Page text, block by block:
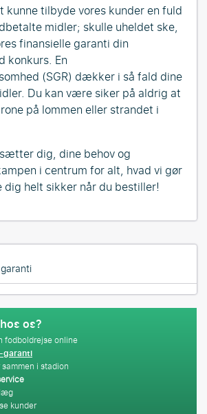
os?
fodboldrejse online
garanti
i stadion
kunder
kunne tilbyde vores kunder en fuld
midler; skulle uheldet ske,
finansielle garanti din
konkurs. En
(SGR) dækker i så fald dine
Du kan være siker på aldrig at
på lommen eller strandet i
dig, dine behov og
i centrum for alt, hvad vi gør
dig helt sikker når du bestiller!